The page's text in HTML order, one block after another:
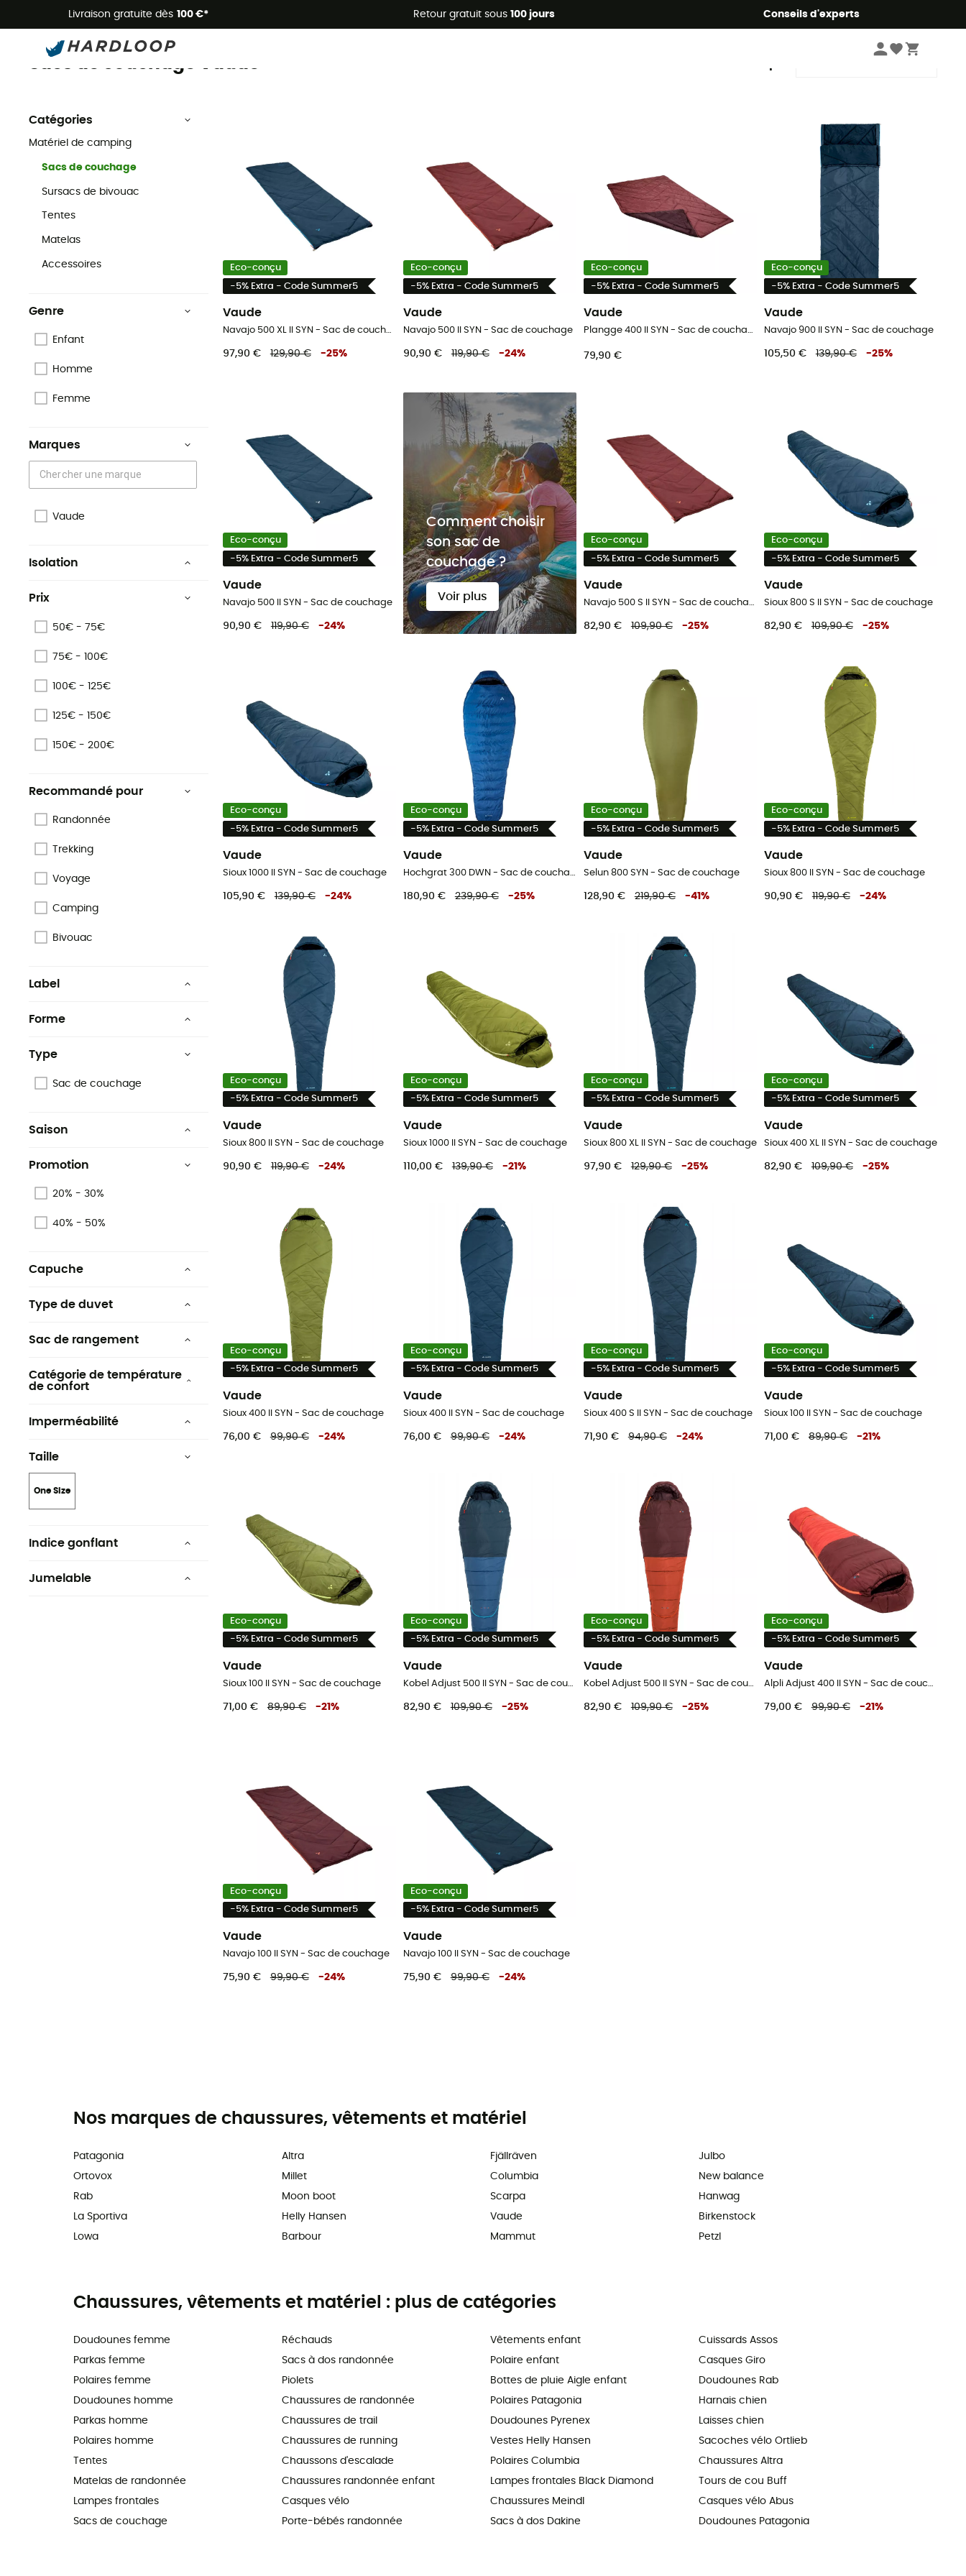
Livraison gratuite dès 100 €* Retour gratuit sous 100 jours Conseils d'experts
Promos d'été 🔥 -5 % EXTRA dès 2 produits* code Summer5
Vaude Matériel de camping Sacs de couchage
Sacs de couchage Vaude
Catégories
Matériel de camping
Sacs de couchage
Sursacs de bivouac
Tentes
Matelas
Accessoires
Genre
Enfant
Homme
Femme
Marques
Vaude
Isolation
Prix
50€ - 75€
75€ - 100€
100€ - 125€
125€ - 150€
150€ - 200€
Recommandé pour
Randonnée
Trekking
Voyage
Camping
Bivouac
Label
Forme
Type
Sac de couchage
Saison
Promotion
20% - 30%
40% - 50%
Capuche
Type de duvet
Sac de rangement
Catégorie de température
de confort
Imperméabilité
Taille
One Size
Indice gonflant
Jumelable
Eco-conçu
-5% Extra - Code Summer5
Vaude
Navajo 500 XL II SYN - Sac de couchage
97,90 € 129,90 € -25%
Eco-conçu
-5% Extra - Code Summer5
Vaude
Navajo 500 II SYN - Sac de couchage
90,90 € 119,90 € -24%
Eco-conçu
-5% Extra - Code Summer5
Vaude
Plangge 400 II SYN - Sac de couchage
79,90 €
Eco-conçu
-5% Extra - Code Summer5
Vaude
Navajo 900 II SYN - Sac de couchage
105,50 € 139,90 € -25%
Eco-conçu
-5% Extra - Code Summer5
Vaude
Navajo 500 II SYN - Sac de couchage
90,90 € 119,90 € -24%
Comment choisir
son sac de
couchage ?
Voir plus
Eco-conçu
-5% Extra - Code Summer5
Vaude
Navajo 500 S II SYN - Sac de couchage
82,90 € 109,90 € -25%
Eco-conçu
-5% Extra - Code Summer5
Vaude
Sioux 800 S II SYN - Sac de couchage
82,90 € 109,90 € -25%
Eco-conçu
-5% Extra - Code Summer5
Vaude
Sioux 1000 II SYN - Sac de couchage
105,90 € 139,90 € -24%
Eco-conçu
-5% Extra - Code Summer5
Vaude
Hochgrat 300 DWN - Sac de couchage
180,90 € 239,90 € -25%
Eco-conçu
-5% Extra - Code Summer5
Vaude
Selun 800 SYN - Sac de couchage
128,90 € 219,90 € -41 %
Eco-conçu
-5% Extra - Code Summer5
Vaude
Sioux 800 II SYN - Sac de couchage
90,90 € 119,90 € -24%
Eco-conçu
-5% Extra - Code Summer5
Vaude
Sioux 800 II SYN - Sac de couchage
90,90 € 119,90 € -24%
Eco-conçu
-5% Extra - Code Summer5
Vaude
Sioux 1000 II SYN - Sac de couchage
110,00 € 139,90 € -21 %
Eco-conçu
-5% Extra - Code Summer5
Vaude
Sioux 800 XL II SYN - Sac de couchage
97,90 € 129,90 € -25%
Eco-conçu
-5% Extra - Code Summer5
Vaude
Sioux 400 XL II SYN - Sac de couchage
82,90 € 109,90 € -25%
Eco-conçu
-5% Extra - Code Summer5
Vaude
Sioux 400 II SYN - Sac de couchage
76,00 € 99,90 € -24%
Eco-conçu
-5% Extra - Code Summer5
Vaude
Sioux 400 II SYN - Sac de couchage
76,00 € 99,90 € -24%
Eco-conçu
-5% Extra - Code Summer5
Vaude
Sioux 400 S II SYN - Sac de couchage
71,90 € 94,90 € -24%
Eco-conçu
-5% Extra - Code Summer5
Vaude
Sioux 100 II SYN - Sac de couchage
71,00 € 89,90 € -21 %
Eco-conçu
-5% Extra - Code Summer5
Vaude
Sioux 100 II SYN - Sac de couchage
71,00 € 89,90 € -21 %
Eco-conçu
-5% Extra - Code Summer5
Vaude
Kobel Adjust 500 II SYN - Sac de couchage
82,90 € 109,90 € -25%
Eco-conçu
-5% Extra - Code Summer5
Vaude
Kobel Adjust 500 II SYN - Sac de couchage
82,90 € 109,90 € -25%
Eco-conçu
-5% Extra - Code Summer5
Vaude
Alpli Adjust 400 II SYN - Sac de couchage enfant
79,00 € 99,90 € -21 %
Eco-conçu
-5% Extra - Code Summer5
Vaude
Navajo 100 II SYN - Sac de couchage
75,90 € 99,90 € -24%
Eco-conçu
-5% Extra - Code Summer5
Vaude
Navajo 100 II SYN - Sac de couchage
75,90 € 99,90 € -24%
Nos marques de chaussures, vêtements et matériel
Patagonia
Ortovox
Rab
La Sportiva
Lowa
Altra
Millet
Moon boot
Helly Hansen
Barbour
Fjällräven
Columbia
Scarpa
Vaude
Mammut
Julbo
New balance
Hanwag
Birkenstock
Petzl
Chaussures, vêtements et matériel : plus de catégories
Doudounes femme
Parkas femme
Polaires femme
Doudounes homme
Parkas homme
Polaires homme
Tentes
Matelas de randonnée
Lampes frontales
Sacs de couchage
Réchauds
Sacs à dos randonnée
Piolets
Chaussures de randonnée
Chaussures de trail
Chaussures de running
Chaussons d'escalade
Chaussures randonnée enfant
Casques vélo
Porte-bébés randonnée
Vêtements enfant
Polaire enfant
Bottes de pluie Aigle enfant
Polaires Patagonia
Doudounes Pyrenex
Vestes Helly Hansen
Polaires Columbia
Lampes frontales Black Diamond
Chaussures Meindl
Sacs à dos Dakine
Cuissards Assos
Casques Giro
Doudounes Rab
Harnais chien
Laisses chien
Sacoches vélo Ortlieb
Chaussures Altra
Tours de cou Buff
Casques vélo Abus
Doudounes Patagonia